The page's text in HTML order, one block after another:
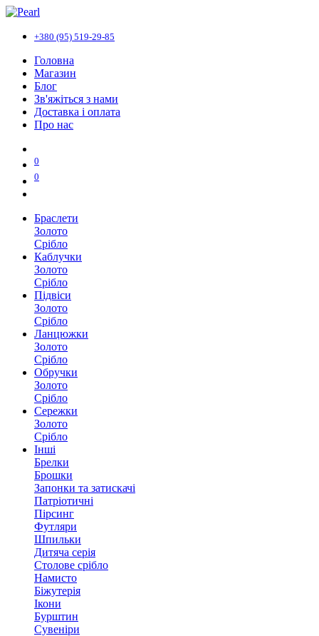
+380 (95) 519-29-85
Головна
Магазин
Блог
Зв'яжіться з нами
Доставка і оплата
Про нас
0
0
Браслети
Золото
Срібло
Каблучки
Золото
Срібло
Підвіси
Золото
Срібло
Ланцюжки
Золото
Срібло
Обручки
Золото
Срібло
Сережки
Золото
Срібло
Інші
Брелки
Брошки
Запонки та затискачі
Патріотичні
Пірсинг
Футляри
Шпильки
Дитяча серія
Столове срібло
Намисто
Біжутерія
Ікони
Бурштин
Сувеніри